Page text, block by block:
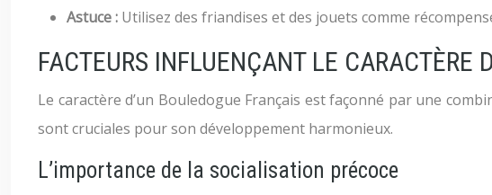
Astuce : Utilisez des friandises et des jouets comme
FACTEURS INFLUENÇANT LE CARACTÈRE
Le caractère d’un Bouledogue Français est façonné par une
sont cruciales pour son développement harmonieux.
L’importance de la socialisation précoce